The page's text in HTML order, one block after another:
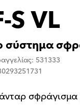
S VL
σύστημα
531333